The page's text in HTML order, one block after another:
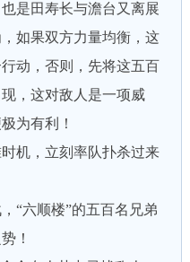
是田寿长与澹台又离展
如果双方力量均衡，这
动，否则，先将这五百
，这对敌人是一项威
为有利！
机，立刻率队扑杀过来
六顺楼”的五百名兄弟
！